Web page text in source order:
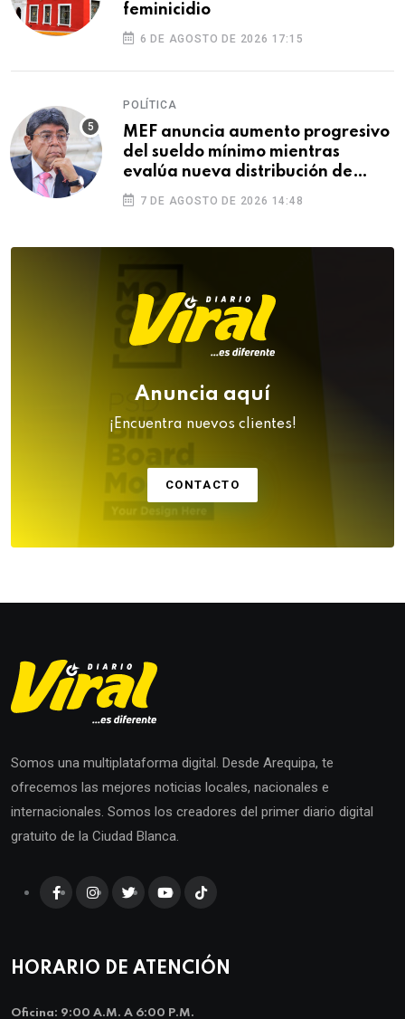
feminicidio
6 DE AGOSTO DE 2026 17:15
POLÍTICA
MEF anuncia aumento progresivo
del sueldo mínimo mientras
evalúa nueva distribución de
feriados
7 DE AGOSTO DE 2026 14:48
Anuncia aquí
¡Encuentra nuevos clientes!
CONTACTO
Somos una multiplataforma digital. Desde Arequipa, te
ofrecemos las mejores noticias locales, nacionales e
internacionales. Somos los creadores del primer diario digital
gratuito de la Ciudad Blanca.
HORARIO DE ATENCIÓN
Oficina: 9:00 A.m. A 6:00 P.m.